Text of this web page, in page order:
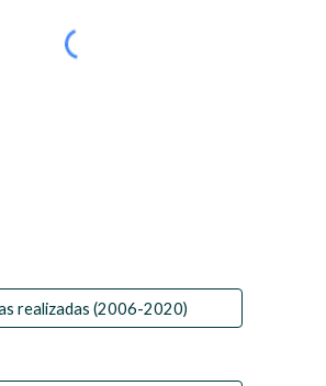
realizadas (2006-2020)